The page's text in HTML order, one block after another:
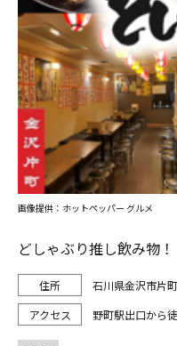
どしゃぶり推し飲み物
石川県金沢市片
野町駅出口から
画像提供：ホットペッパー グルメ